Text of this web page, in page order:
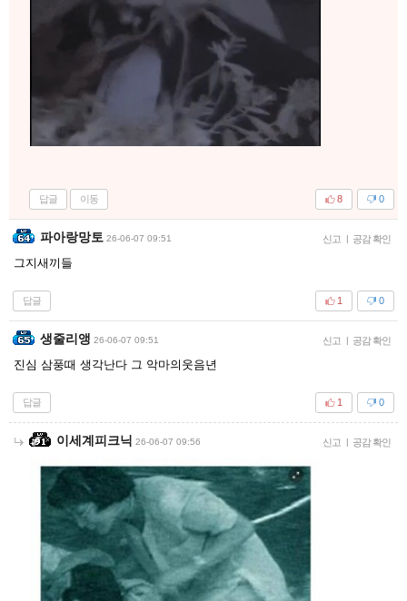
답글 이동 0
8
파아랑망토 26-06-07 09:51 신고 | 공감 확인
그지새끼들
답글 0
1
생줄리앵 26-06-07 09:51 신고 | 공감 확인
진심 삼풍때 생각난다 그 악마의웃음년
답글 0
1
이세계피크닉 26-06-07 09:56 신고 | 공감 확인